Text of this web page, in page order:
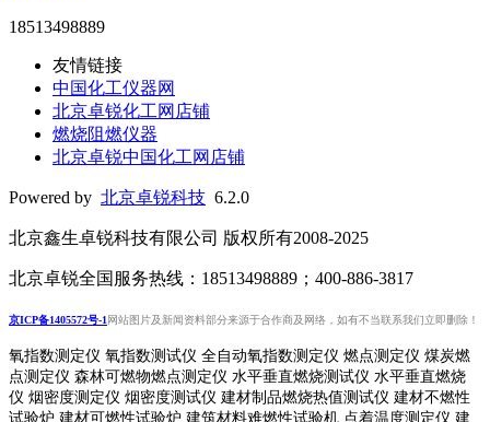
18513498889
友情链接
中国化工仪器网
北京卓锐化工网店铺
燃烧阻燃仪器
北京卓锐中国化工网店铺
Powered by 北京卓锐科技 6.2.0
北京鑫生卓锐科技有限公司 版权所有2008-2025
北京卓锐全国服务热线：18513498889；400-886-3817
京ICP备1405572号-1网站图片及新闻资料部分来源于合作商及网络，如有不当联系我们立即删除！
氧指数测定仪 氧指数测试仪 全自动氧指数测定仪 燃点测定仪 煤炭燃
点测定仪 森林可燃物燃点测定仪 水平垂直燃烧测试仪 水平垂直燃烧
仪 烟密度测定仪 烟密度测试仪 建材制品燃烧热值测试仪 建材不燃性
试验炉 建材可燃性试验炉 建筑材料难燃性试验机 点着温度测定仪 建